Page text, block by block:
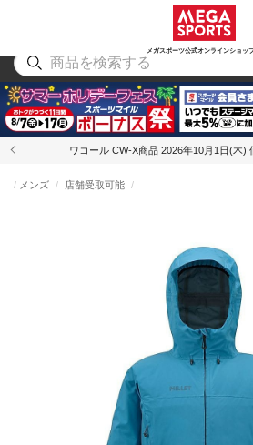
メガスポーツ公式オンラインショッ
アウトドア
ワコール CW-X商品 2026年10月1日(木)
メンズ 店舗受取可能